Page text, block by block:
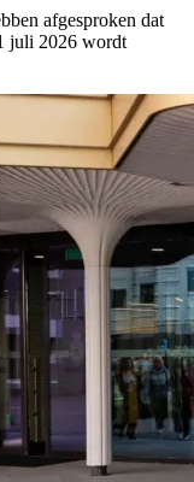
afgesproken dat
juli 2026 wordt